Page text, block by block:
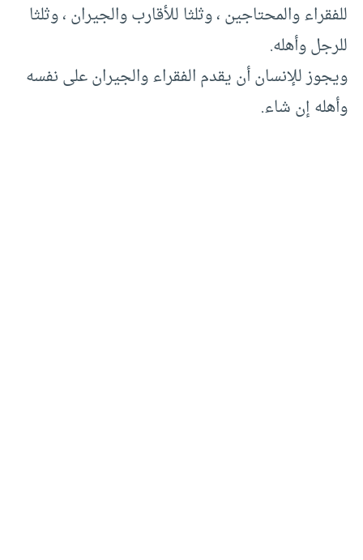
للفقراء والمحتاجين ، وثلثا للأقارب والجيران ، وثلثا
للرجل وأهله.
ويجوز للإنسان أن يقدم الفقراء والجيران على نفسه
وأهله إن شاء.